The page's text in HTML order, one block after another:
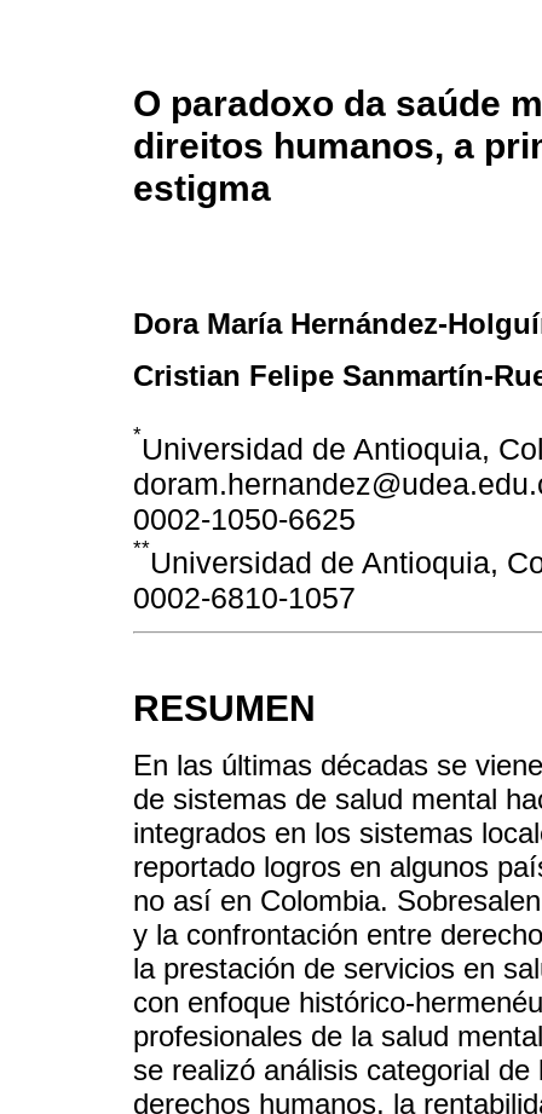
O paradoxo da saúde
direitos humanos, a
estigma
Dora María Hernández-
Cristian Felipe Sanmartín-
*Universidad de Antioquia,
0002-1050-6625
**Universidad de Antioquia,
0002-6810-1057
RESUMEN
En las últimas décadas se
de sistemas de salud mental
integrados en los sistemas
reportado logros en algunos
no así en Colombia.
y la confrontación entre
la prestación de servicios en
con enfoque histórico-
profesionales de la salud
se realizó análisis categorial
derechos humanos, la